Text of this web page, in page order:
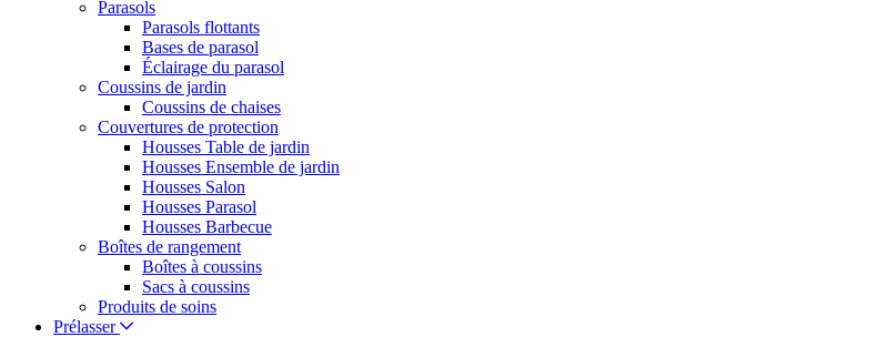
Parasols
Parasols flottants
Bases de parasol
Éclairage du parasol
Coussins de jardin
Coussins de chaises
Couvertures de protection
Housses Table de jardin
Housses Ensemble de jardin
Housses Salon
Housses Parasol
Housses Barbecue
Boîtes de rangement
Boîtes à coussins
Sacs à coussins
Produits de soins
Prélasser